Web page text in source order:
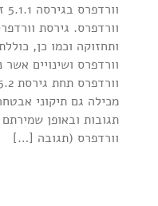
וורדפרס. גירסת
וורדפרס ושינויים
מכילה גם תיקוני
תגובות ובאופן
וורדפרס (תגובה […]